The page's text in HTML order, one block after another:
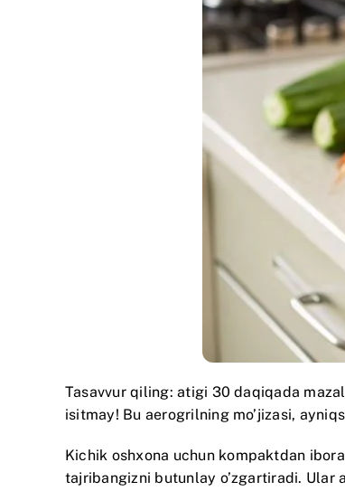
Tasavvur qiling: atigi 30 daqiqada
isitmay! Bu aerogrilning mo’jizasi,
Kichik oshxona uchun kompaktdan
tajribangizni butunlay o’zgartiradi. Ular